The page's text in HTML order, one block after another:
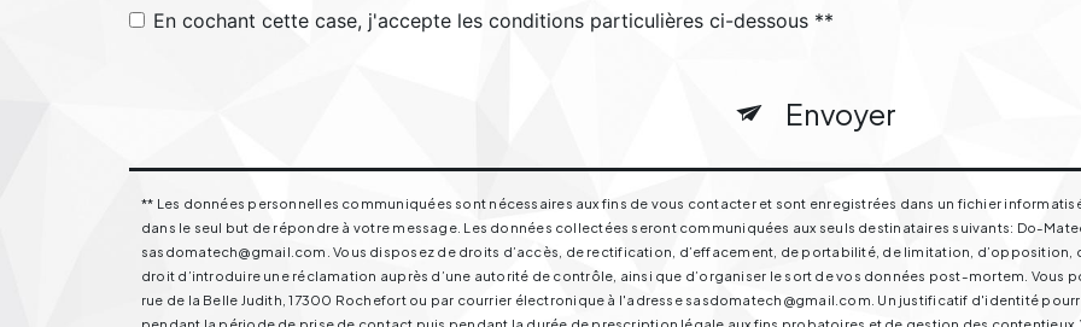
En cochant cette case, j'accepte les conditions particulières ci-dessous **
Envoyer
** Les données personnelles communiquées sont nécessaires aux fins de vous contacter et sont enregistrées dans un fichier
dans le seul but de répondre à votre message. Les données collectées seront communiquées aux seuls destinataires suivants: Do-
sasdomatech@gmail.com. Vous disposez de droits d’accès, de rectification, d’effacement, de portabilité, de limitation,
droit d’introduire une réclamation auprès d’une autorité de contrôle, ainsi que d’organiser le sort de vos données post-mortem. Vous
rue de la Belle Judith, 17300 Rochefort ou par courrier électronique à l'adresse sasdomatech@gmail.com. Un justificatif d'identité
pendant la période de prise de contact puis pendant la durée de prescription légale aux fins probatoires et de gestion des